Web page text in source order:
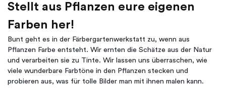
Stellt aus Pflanzen eure eigenen
Farben her!
Bunt geht es in der Färbergartenwerkstatt zu, wenn aus
Pflanzen Farbe entsteht. Wir ernten die Schätze aus der Natur
und verarbeiten sie zu Tinte. Wir lassen uns überraschen, wie
viele wunderbare Farbtöne in den Pflanzen stecken und
probieren aus, was für tolle Bilder man mit ihnen malen kann.